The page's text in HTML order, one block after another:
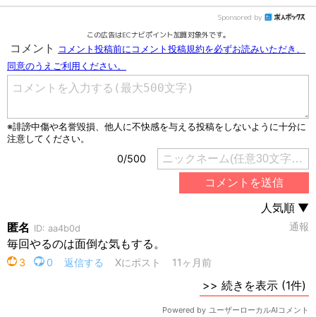
Sponsored by
この広告はECナビポイント加算対象外です。